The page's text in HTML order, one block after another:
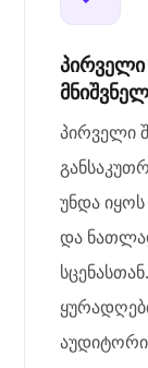
პირველი
პირველი
უნდა
და